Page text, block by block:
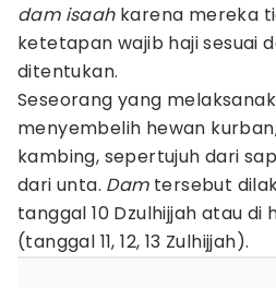
dam isaahkarena mereka
ketetapan wajib haji sesuai
ditentukan.
Seseorang yang
menyembelih hewan
kambing, sepertujuh dari
dari unta. Damtersebut
tanggal 10 Dzulhijjah atau
(tanggal 11, 12, 13 Zulhijjah).